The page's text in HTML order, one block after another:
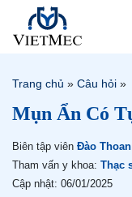
Trang chủ » Câu hỏi »
Mụn Ẩn Có
Biên tập viên Đào Thoan
Tham vấn y khoa: Thạc
Cập nhật: 06/01/2025